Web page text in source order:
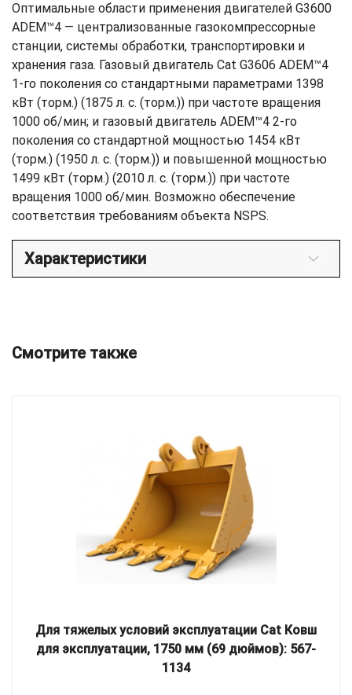
Оптимальные области применения двигателей G3600
ADEM™4 — централизованные газокомпрессорные
станции, системы обработки, транспортировки и
хранения газа. Газовый двигатель Cat G3606 ADEM™4
1-го поколения со стандартными параметрами 1398
кВт (торм.) (1875 л. с. (торм.)) при частоте вращения
1000 об/мин; и газовый двигатель ADEM™4 2-го
поколения со стандартной мощностью 1454 кВт
(торм.) (1950 л. с. (торм.)) и повышенной мощностью
1499 кВт (торм.) (2010 л. с. (торм.)) при частоте
вращения 1000 об/мин. Возможно обеспечение
соответствия требованиям объекта NSPS.
Характеристики
Смотрите также
Для тяжелых условий эксплуатации Cat Ковш
для эксплуатации, 1750 мм (69 дюймов): 567-
1134